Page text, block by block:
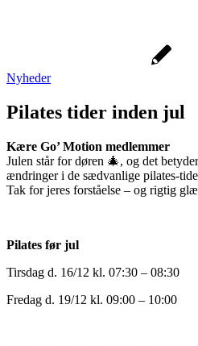
Nyheder
Pilates tider inden jul
Kære Go’ Motion medlemmer
Julen står for døren 🎄, og det
ændringer i de sædvanlige pilates-
Tak for jeres forståelse – og rigtig
Pilates før jul
Tirsdag d. 16/12 kl. 07:30 – 08:30
Fredag d. 19/12 kl. 09:00 – 10:00